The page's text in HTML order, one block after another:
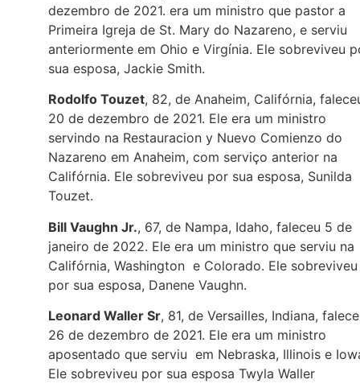
dezembro de 2021. era um ministro que pastor a
Primeira Igreja de St. Mary do Nazareno, e serviu
anteriormente em Ohio e Virgínia. Ele sobreviveu
sua esposa, Jackie Smith.
Rodolfo Touzet, 82, de Anaheim, Califórnia,
20 de dezembro de 2021. Ele era um ministro
servindo na Restauracion y Nuevo Comienzo do
Nazareno em Anaheim, com serviço anterior na
Califórnia. Ele sobreviveu por sua esposa, Sunilda
Touzet.
Bill Vaughn Jr., 67, de Nampa, Idaho, faleceu 5 de
janeiro de 2022. Ele era um ministro que serviu na
Califórnia, Washington e Colorado. Ele sobreviveu
por sua esposa, Danene Vaughn.
Leonard Waller Sr, 81, de Versailles, Indiana,
26 de dezembro de 2021. Ele era um ministro
aposentado que serviu em Nebraska, Illinois e
Ele sobreviveu por sua esposa Twyla Waller